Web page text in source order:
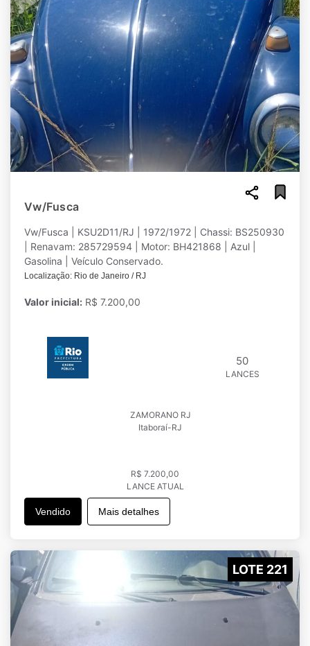
Vw/Fusca
Vw/Fusca | KSU2D11/RJ | 1972/1972 | Chassi: BS250930
| Renavam: 285729594 | Motor: BH421868 | Azul |
Gasolina | Veículo Conservado.
Localização: Rio de Janeiro / RJ
Valor inicial: R$ 7.200,00
50
LANCES
ZAMORANO RJ
Itaboraí-RJ
R$ 7.200,00
LANCE ATUAL
Vendido Mais detalhes
LOTE 221